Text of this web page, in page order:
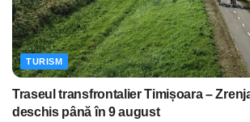
TURISM
Traseul transfrontalier Timișoara –
deschis până în 9 august